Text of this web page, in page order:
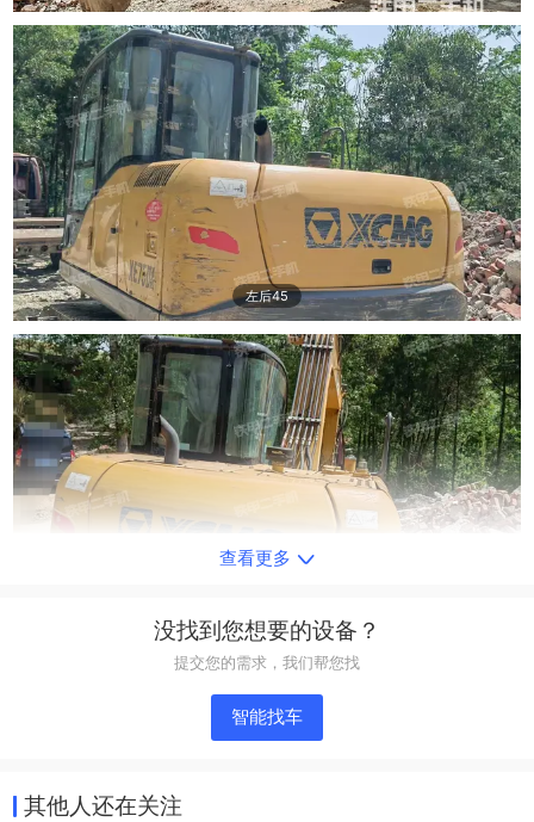
左后45
查看更多
没找到您想要的设备？
提交您的需求，我们帮您找
智能找车
其他人还在关注